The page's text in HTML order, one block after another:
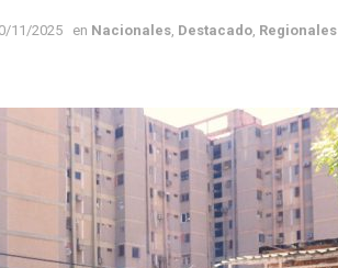
11/2025 en Nacionales Destacado Regionales